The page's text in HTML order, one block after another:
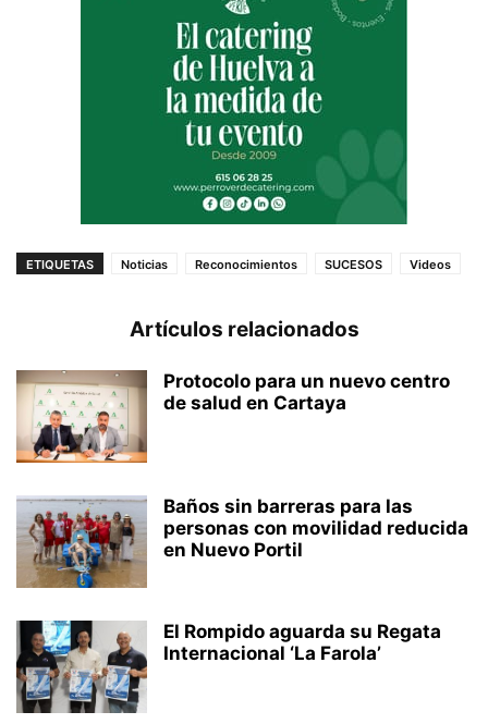
ETIQUETAS Noticias Reconocimientos SUCESOS Videos
Artículos relacionados
Protocolo para un nuevo centro
de salud en Cartaya
Baños sin barreras para las
personas con movilidad reducida
en Nuevo Portil
El Rompido aguarda su Regata
Internacional ‘La Farola’